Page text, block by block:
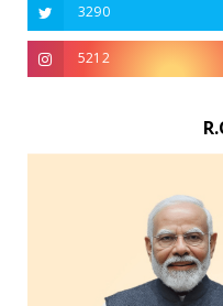
3290
5212